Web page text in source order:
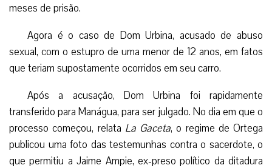
meses de prisão.
Agora é o caso de Dom Urbina, acusado de abuso
sexual, com o estupro de uma menor de 12 anos, em fatos
que teriam supostamente ocorridos em seu carro.
Após a acusação, Dom Urbina foi rapidamente
transferido para Manágua, para ser julgado. No dia em que o
processo começou, relata La Gaceta, o regime de Ortega
publicou uma foto das testemunhas contra o sacerdote, o
que permitiu a Jaime Ampie, ex-preso político da ditadura